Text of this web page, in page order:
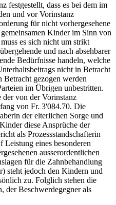
festgestellt, dass es bei dem im
und vor Vorinstanz
für nicht vorhergesehene
Kinder im Sinn von
es sich nicht um strikt
und nach absehbarer
Bedürfnisse handeln, welche
nicht in Betracht
Betracht gezogen werden
im Übrigen unbestritten.
von der Vorinstanz
von Fr. 3'084.70. Die
der elterlichen Sorge und
diese Ansprüche der
als Prozessstandschafterin
Leistung eines besonderen
ausserordentlichen
für die Zahnbehandlung
steht jedoch den Kindern und
zu. Folglich stehen die
der Beschwerdegegner als